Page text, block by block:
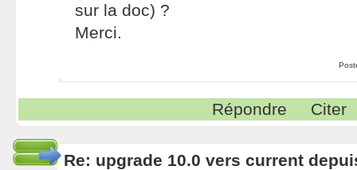
sur la doc) ?
Merci.
Répondre Citer
Re: upgrade 10.0 vers current